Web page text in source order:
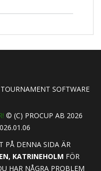
TOURNAMENT SOFTWARE
© (C) PROCUP AB 2026
PÅ DENNA SIDA ÄR
KATRINEHOLM FÖR
HAR NÅGRA PROBLEM